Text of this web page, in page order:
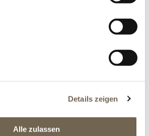
Details zeigen
Alle zulassen
BESCHREIBUNG